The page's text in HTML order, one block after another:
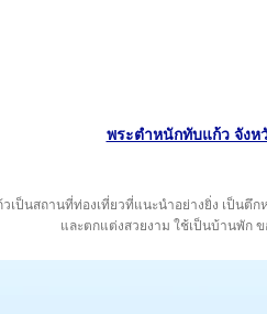
พระตำหนักทับแก้ว จังห
เป็นสถานที่ท่องเที่ยวที่แนะนำอย่างยิ่ง เป็นตึ
และตกแต่งสวยงาม ใช้เป็นบ้านพัก